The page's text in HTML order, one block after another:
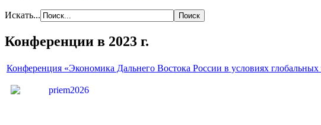
Искать...
Конференции в 2023 г.
Конференция «Экономика Дальнего Востока России в условиях